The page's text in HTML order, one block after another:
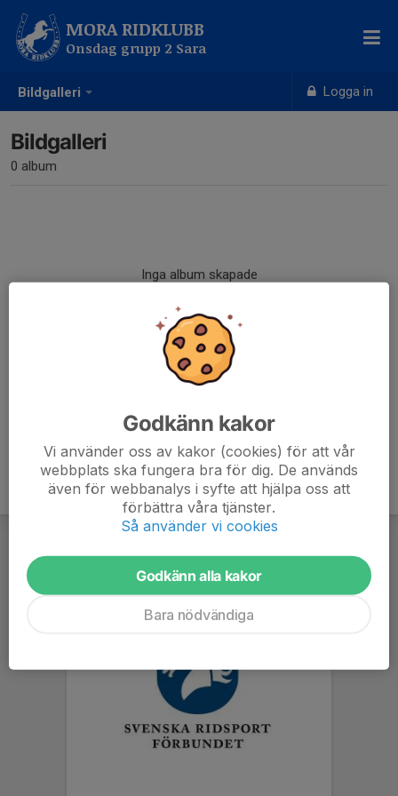
Bildgalleri Logga in
MORA RIDKLUBB
Onsdag grupp 2 Sara
Bildgalleri
0 album
Inga album skapade
Godkänn kakor
Vi använder oss av kakor (cookies) för att vår
webbplats ska fungera bra för dig. De används
även för webbanalys i syfte att hjälpa oss att
förbättra våra tjänster.
Så använder vi cookies
Godkänn alla kakor
Bara nödvändiga